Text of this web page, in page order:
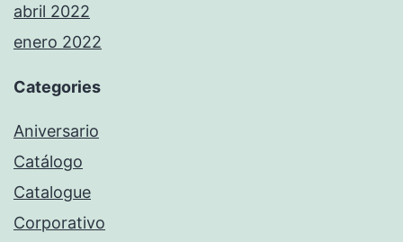
abril 2022
enero 2022
Categories
Aniversario
Catálogo
Catalogue
Corporativo